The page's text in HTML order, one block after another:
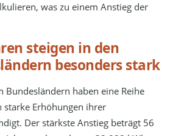
was zu einem Anstieg der
steigen in den
besonders stark
Bundesländern haben eine Reihe
starke Erhöhungen ihrer
Der stärkste Anstieg beträgt 56